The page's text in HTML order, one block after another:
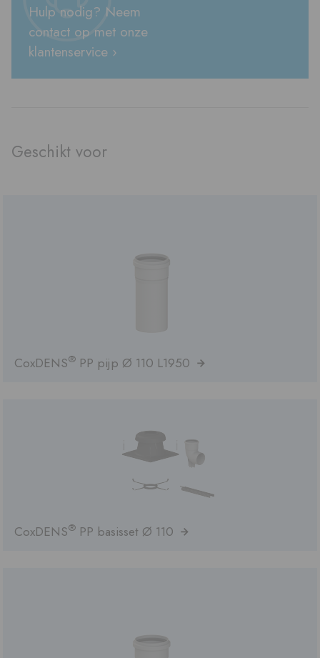
Hulp nodig? Neem
contact op met onze
klantenservice ›
Geschikt voor
CoxDENS® PP pijp Ø 110 L1950
CoxDENS® PP basisset Ø 110